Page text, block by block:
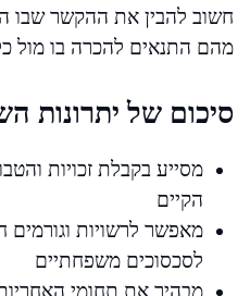
חשוב להבין את ההקשר שבו
מהם התנאים להכרה בו מול
סיכום של יתרונות
מסייע בקבלת זכויות
הקיים
מאפשר לרשויות וגורמים
לסכסוכים משפחתיים
מבהיר את תחומי